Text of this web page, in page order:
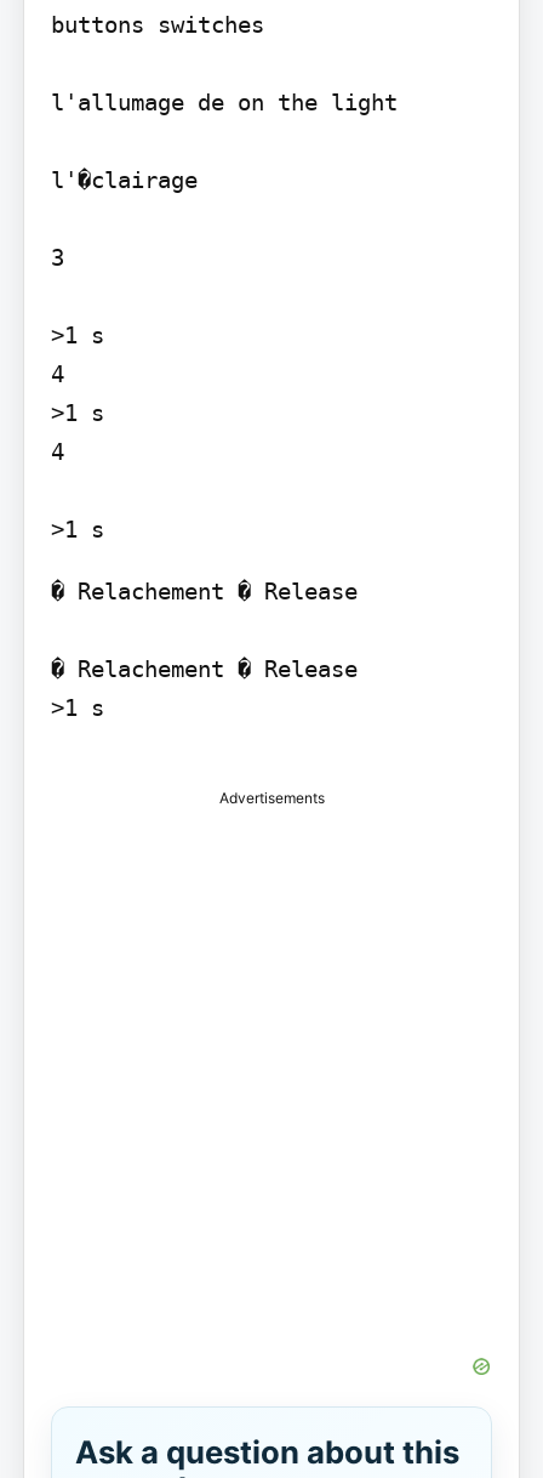
buttons switches
l'allumage de on the light
l'�clairage
3
>1 s
4
>1 s
4
� Relachement � Release
� Relachement � Release
>1 s
Advertisements
Ask a question about this